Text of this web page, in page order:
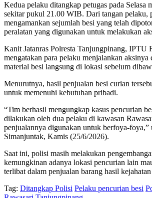
Kedua pelaku ditangkap petugas pada Selasa
sekitar pukul 21.00 WIB. Dari tangan pelaku,
mengamankan sejumlah besi yang telah
peralatan yang digunakan untuk melakukan
Kanit Jatanras Polresta Tanjungpinang, IPTU
mengatakan para pelaku menjalankan aksinya
material besi langsung di lokasi sebelum
Menurutnya, hasil penjualan besi curian
untuk memenuhi kebutuhan pribadi.
“Tim berhasil mengungkap kasus pencurian
dilakukan oleh dua pelaku di kawasan
penjualannya digunakan untuk berfoya-
Simanjuntak, Kamis (25/6/2026).
Saat ini, polisi masih melakukan
kemungkinan adanya lokasi pencurian lain
terlibat dalam penjualan barang hasil
Tag: Ditangkap Polisi Pelaku pencurian besi